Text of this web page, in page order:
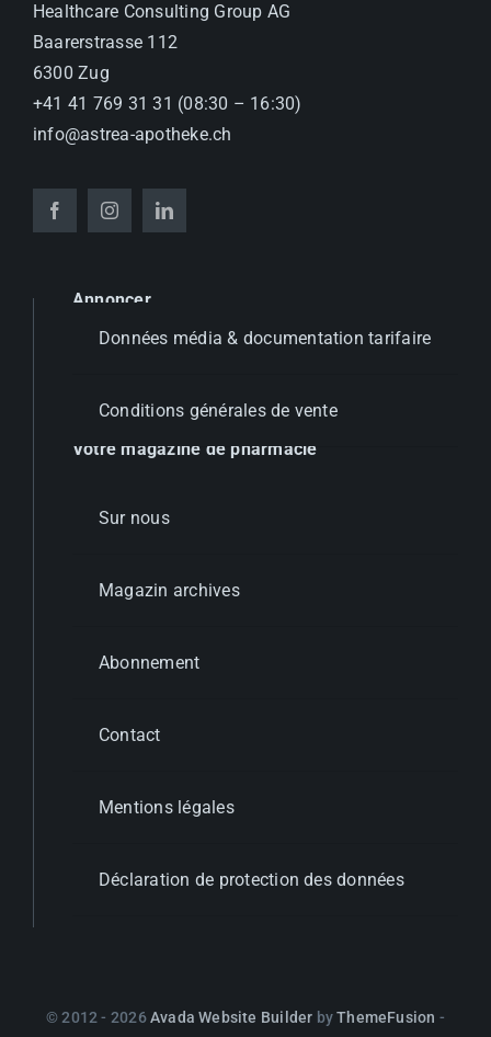
Healthcare Consulting Group AG
Baarerstrasse 112
6300 Zug
+41 41 769 31 31 (08:30 – 16:30)
info@astrea-apotheke.ch
Annoncer
Données média & documentation tarifaire
Conditions générales de vente
Votre magazine de pharmacie
Sur nous
Magazin archives
Abonnement
Contact
Mentions légales
Déclaration de protection des données
© 2012 - 2026Avada Website Builder byThemeFusion -